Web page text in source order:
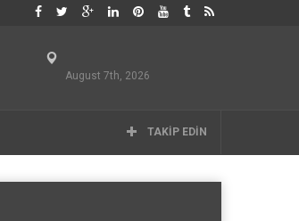
August 7th, 2026
TAKIP EDIN